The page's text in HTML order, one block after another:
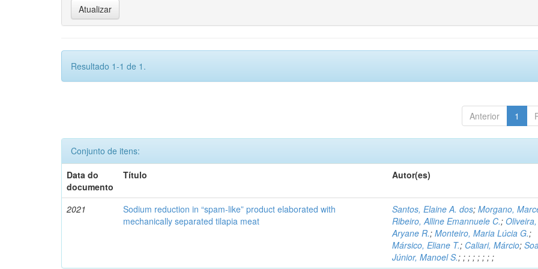
Resultado 1-1 de 1.
Anterior 1
Conjunto de itens:
Data do
documento
Título Autor(es)
2021
Sodium reduction in “spam-like” product elaborated with
mechanically separated tilapia meat
Santos, Elaine A. dos;Morgano,
Ribeiro, Alline Emannuele C.;Oliveira,
Aryane R.;Monteiro, Maria Lúcia G.;
Mársico, Eliane T.; Caliari, Márcio;
Júnior, Manoel S.;;;;;;;;